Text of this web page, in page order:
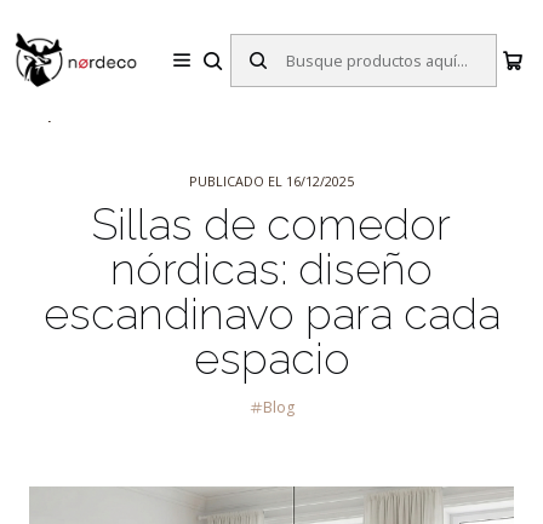
Inicio
PUBLICADO EL 16/12/2025
Sillas de comedor
nórdicas: diseño
escandinavo para cada
espacio
Blog